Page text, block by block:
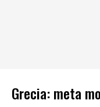
Grecia: meta